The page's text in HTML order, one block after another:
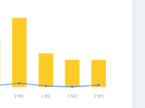
1980 1981 1982 1983